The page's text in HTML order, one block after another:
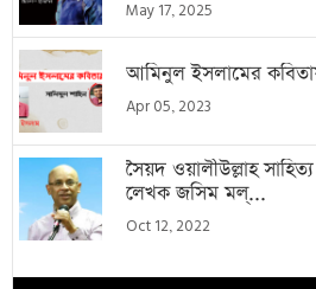
May 17, 2025
আমিনুল ইসলামের
Apr 05, 2023
সৈয়দ ওয়ালীউল্লাহ
লেখক জসিম মল্...
Oct 12, 2022